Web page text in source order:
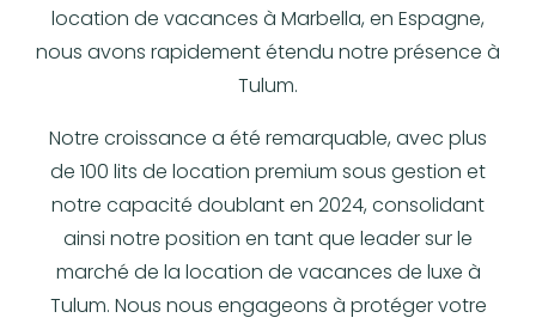
location de vacances à Marbella, en Espagne,
nous avons rapidement étendu notre présence à
Tulum.
Notre croissance a été remarquable, avec plus
de 100 lits de location premium sous gestion et
notre capacité doublant en 2024, consolidant
ainsi notre position en tant que leader sur le
marché de la location de vacances de luxe à
Tulum. Nous nous engageons à protéger votre